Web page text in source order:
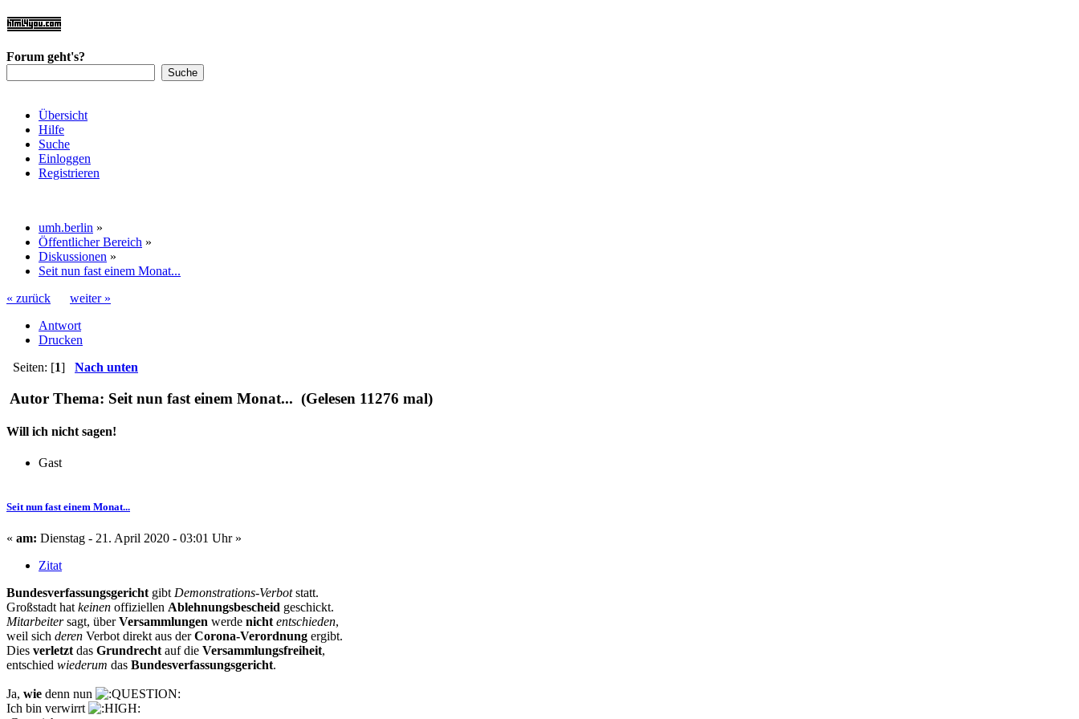
Forum geht's?
Übersicht
Hilfe
Suche
Einloggen
Registrieren
umh.berlin »
Öffentlicher Bereich »
Diskussionen »
Seit nun fast einem Monat...
« zurück
weiter »
Antwort
Drucken
Seiten: [1] Nach unten
Autor Thema: Seit nun fast einem Monat... (Gelesen 11276 mal)
Will ich nicht sagen!
Gast
Seit nun fast einem Monat...
« am: Dienstag - 21. April 2020 - 03:01 Uhr »
Zitat
BundesverfassungsgerichtgibtDemonstrations-Verbotstatt.
Großstadt hatkeinen offiziellen Ablehnungsbescheid geschickt.
Mitarbeitersagt, überVersammlungen werde nicht entschieden,
weil sich deren Verbot direkt aus derCorona-Verordnung ergibt.
Dies verletztdas Grundrechtauf die Versammlungsfreiheit,
entschied wiederum das Bundesverfassungsgericht.
Ja, wie denn nun
Ich bin verwirrt